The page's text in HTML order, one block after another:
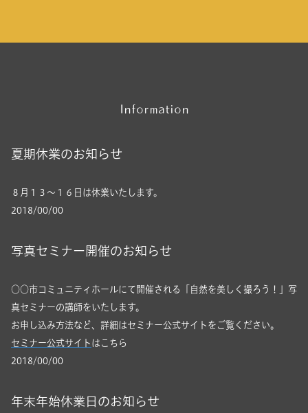
Information
夏期休業のお知らせ
８月１３～１６日は休業いたします。
2018/00/00
写真セミナー開催のお知らせ
○○市コミュニティホールにて開催される「自然を美しく撮ろう！」写
真セミナーの講師をいたします。
お申し込み方法など、詳細はセミナー公式サイトをご覧ください。
セミナー公式サイトはこちら
2018/00/00
年末年始休業日のお知らせ